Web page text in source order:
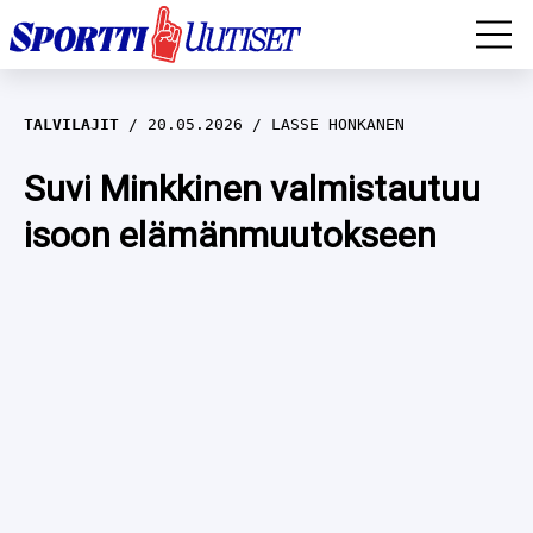
EM-YLEISURHEILU
JÄÄKIEKKO
YLEISURHEILU
TALVILAJIT 20.05.2026 LASSE HONKANEN
Suvi Minkkinen valmistautuu
isoon elämänmuutokseen